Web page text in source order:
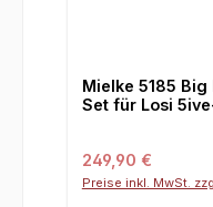
Mielke 5185
Set für Losi
Regulärer Preis:
249,90 €
Preise inkl. MwSt.